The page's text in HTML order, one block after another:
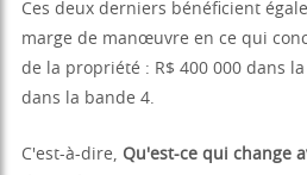
Ces deux derniers bénéficient
marge de manœuvre en ce qui
de la propriété : R$ 400 000 dans
dans la bande 4.
C'est-à-dire, Qu'est-ce qui change